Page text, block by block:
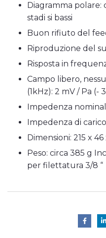
Diagramma
stadi si bassi
Buon rifiuto del
Riproduzione del
Risposta in
Campo libero,
(1kHz): 2 mV / Pa (-
Impedenza
Impedenza di
Dimensioni: 215 x
Peso: circa 385 g
per filettatura 3/8 “